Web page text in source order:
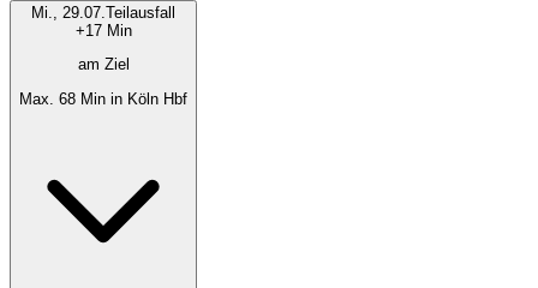
Mi., 29.07. Teilausfall
+17 Min
am Ziel
Max. 68 Min in Köln Hbf